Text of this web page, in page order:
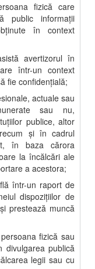
fizică care
public informaţii
în context
avertizorul în
într-un context
fie confidenţială;
actuale sau
sau nu,
publice, altor
şi în cadrul
în baza cărora
la încălcări ale
a acestora;
într-un raport de
dispoziţiilor de
prestează muncă
fizică sau
divulgarea publică
legii sau cu